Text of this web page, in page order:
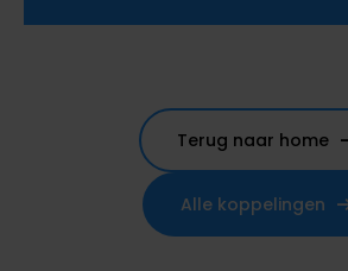
Terug naar home
Alle koppelingen